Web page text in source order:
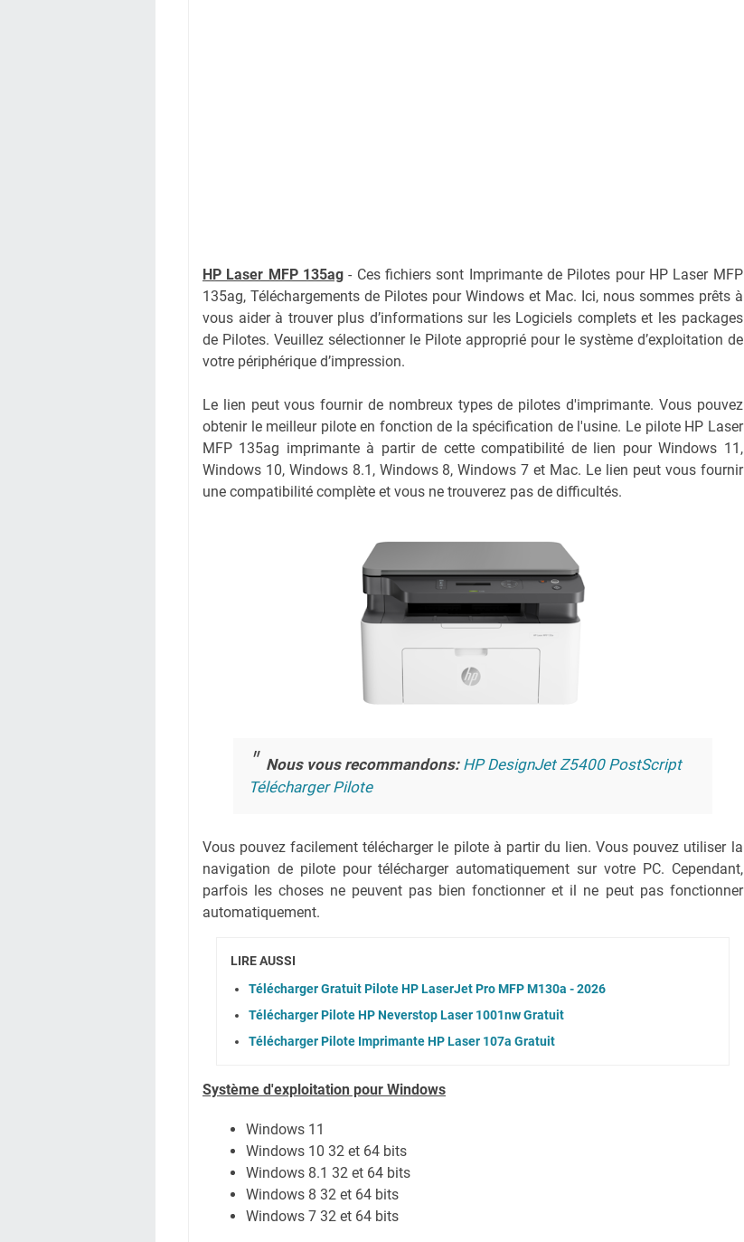
HP Laser MFP 135ag - Ces fichiers sont Imprimante de Pilotes pour HP Laser MFP
135ag, Téléchargements de Pilotes pour Windows et Mac. Ici, nous sommes prêts à
vous aider à trouver plus d’informations sur les Logiciels complets et les packages
de Pilotes. Veuillez sélectionner le Pilote approprié pour le système d’exploitation de
votre périphérique d’impression.
Le lien peut vous fournir de nombreux types de pilotes d'imprimante. Vous pouvez
obtenir le meilleur pilote en fonction de la spécification de l'usine. Le pilote HP Laser
MFP 135ag imprimante à partir de cette compatibilité de lien pour Windows 11,
Windows 10, Windows 8.1, Windows 8, Windows 7 et Mac. Le lien peut vous fournir
une compatibilité complète et vous ne trouverez pas de difficultés.
Nous vous recommandons: HP DesignJet Z5400 PostScript
Télécharger Pilote
Vous pouvez facilement télécharger le pilote à partir du lien.Vous pouvez utiliser la
navigation de pilote pour télécharger automatiquement sur votre PC. Cependant,
parfois les choses ne peuvent pas bien fonctionner et il ne peut pas fonctionner
automatiquement.
LIRE AUSSI
Télécharger Gratuit Pilote HP LaserJet Pro MFP M130a - 2026
Télécharger Pilote HP Neverstop Laser 1001nw Gratuit
Télécharger Pilote Imprimante HP Laser 107a Gratuit
Système d'exploitation pour Windows
Windows 11
Windows 10 32 et 64 bits
Windows 8.1 32 et 64 bits
Windows 8 32 et 64 bits
Windows 7 32 et 64 bits